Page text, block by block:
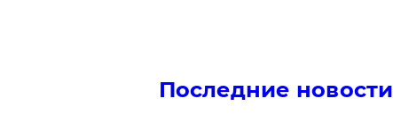
Последние новости